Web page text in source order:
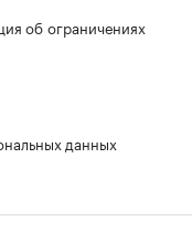
об ограничениях
данных